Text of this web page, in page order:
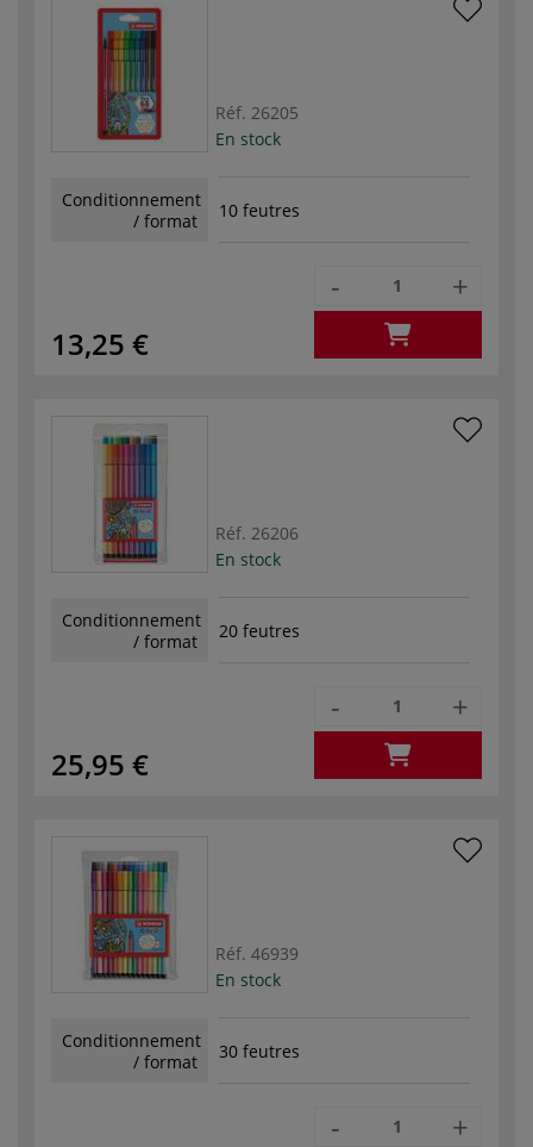
Réf. 26205
En stock
Conditionnement
/ format
10 feutres
13,25 €
- +
Réf. 26206
En stock
Conditionnement
/ format
20 feutres
25,95 €
- +
Réf. 46939
En stock
Conditionnement
/ format
30 feutres
- +